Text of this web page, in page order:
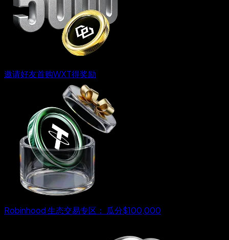
邀请好友首购WXT得奖励
Robinhood 生态交易专区： 瓜分$100,000